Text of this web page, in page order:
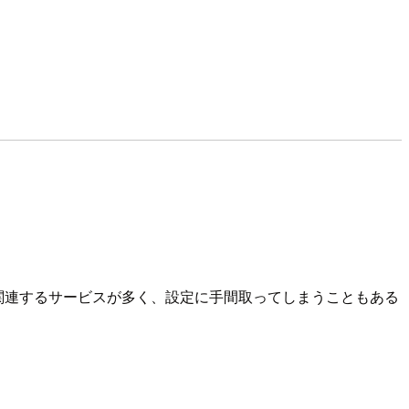
するサービスが多く、設定に手間取ってしまうこともある